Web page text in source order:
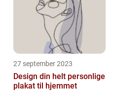
27 september 2023
Design din helt personlige
plakat til hjemmet